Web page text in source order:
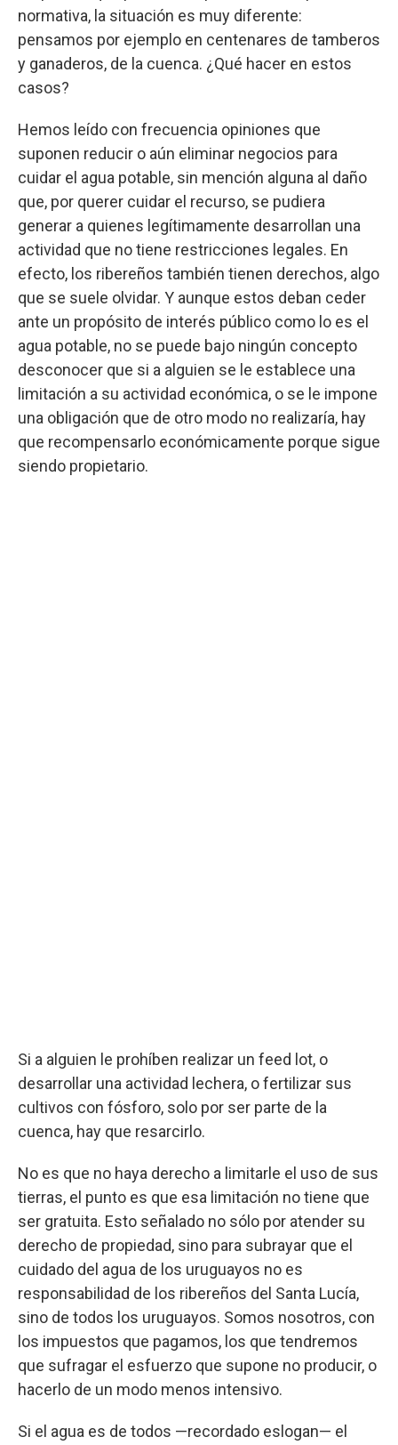
normativa, la situación es muy diferente:
pensamos por ejemplo en centenares de tamberos
y ganaderos, de la cuenca. ¿Qué hacer en estos
casos?
Hemos leído con frecuencia opiniones que
suponen reducir o aún eliminar negocios para
cuidar el agua potable, sin mención alguna al daño
que, por querer cuidar el recurso, se pudiera
generar a quienes legítimamente desarrollan una
actividad que no tiene restricciones legales. En
efecto, los ribereños también tienen derechos, algo
que se suele olvidar. Y aunque estos deban ceder
ante un propósito de interés público como lo es el
agua potable, no se puede bajo ningún concepto
desconocer que si a alguien se le establece una
limitación a su actividad económica, o se le impone
una obligación que de otro modo no realizaría, hay
que recompensarlo económicamente porque sigue
siendo propietario.
Si a alguien le prohíben realizar un feed lot, o
desarrollar una actividad lechera, o fertilizar sus
cultivos con fósforo, solo por ser parte de la
cuenca, hay que resarcirlo.
No es que no haya derecho a limitarle el uso de sus
tierras, el punto es que esa limitación no tiene que
ser gratuita. Esto señalado no sólo por atender su
derecho de propiedad, sino para subrayar que el
cuidado del agua de los uruguayos no es
responsabilidad de los ribereños del Santa Lucía,
sino de todos los uruguayos. Somos nosotros, con
los impuestos que pagamos, los que tendremos
que sufragar el esfuerzo que supone no producir, o
hacerlo de un modo menos intensivo.
Si el agua es de todos —recordado eslogan— el